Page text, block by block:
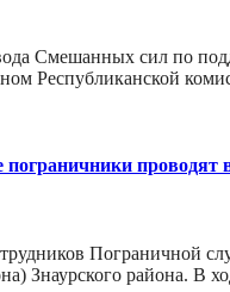
Смешанных сил по
Республиканской
пограничники
Знаурского района. В